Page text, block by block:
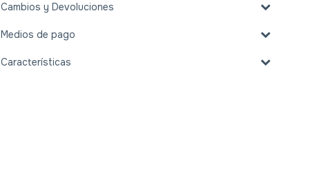
Cambios y Devoluciones
Medios de pago
Características